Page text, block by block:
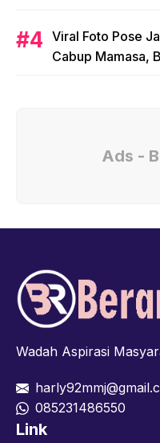
Viral Foto Pose
Cabup Mamasa,
Ads -
Wadah Aspirasi
085231486550
Link